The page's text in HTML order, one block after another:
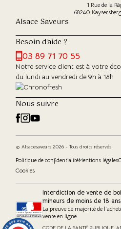
1 Rue de la
68240
Alsace Saveurs
Besoin d'aide ?
03 89 71 70 55
Notre service client est à votre
du lundi au vendredi de 9h à 18h
Nous suivre
© Alsacesaveurs 2026 - Tous droits réservés
Politique de confidentialitéMentions légales
Cookies
Interdiction de vente de
mineurs de moins de 18
La preuve de majorité de
vente en ligne.